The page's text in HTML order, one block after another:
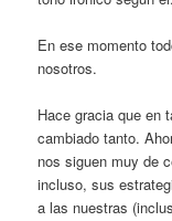
En ese momento
nosotros.
Hace gracia que en
cambiado tanto.
nos siguen muy de
incluso, sus
a las nuestras